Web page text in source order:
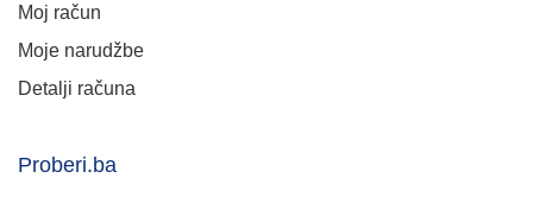
Moj račun
Moje narudžbe
Detalji računa
Proberi.ba